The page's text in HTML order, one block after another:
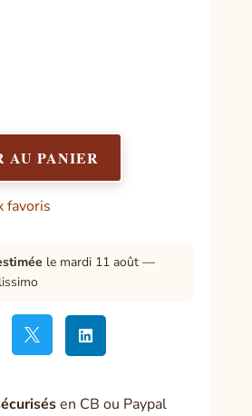
AU PANIER
favoris
le mardi 11 août —
 
en CB ou Paypal